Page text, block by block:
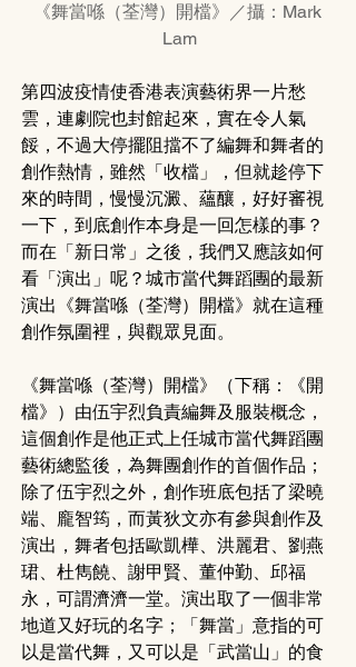
《舞當喺（荃灣）開檔》／攝：Mark
Lam
第四波疫情使香港表演藝術界一片愁
雲，連劇院也封館起來，實在令人氣
餒，不過大停擺阻擋不了編舞和舞者的
創作熱情，雖然「收檔」，但就趁停下
來的時間，慢慢沉澱、蘊釀，好好審視
一下，到底創作本身是一回怎樣的事？
而在「新日常」之後，我們又應該如何
看「演出」呢？城市當代舞蹈團的最新
演出《舞當喺（荃灣）開檔》就在這種
創作氛圍裡，與觀眾見面。
《舞當喺（荃灣）開檔》（下稱：《開
檔》）由伍宇烈負責編舞及服裝概念，
這個創作是他正式上任城市當代舞蹈團
藝術總監後，為舞團創作的首個作品；
除了伍宇烈之外，創作班底包括了梁曉
端、龐智筠，而黃狄文亦有參與創作及
演出，舞者包括歐凱樺、洪麗君、劉燕
珺、杜雋饒、謝甲賢、董仲勤、邱福
永，可謂濟濟一堂。演出取了一個非常
地道又好玩的名字；「舞當」意指的可
以是當代舞，又可以是「武當山」的食